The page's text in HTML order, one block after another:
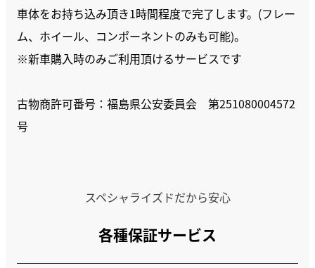
車体をお持ち込み頂き1時間程度で完了します。(フレー
ム、ホイール、コンポーネントのみも可能)。
※新車購入時のみご利用頂けるサービスです
古物商許可番号：福島県公安委員会 第251080004572
号
スペシャライズドだから安心
各種保証サービス